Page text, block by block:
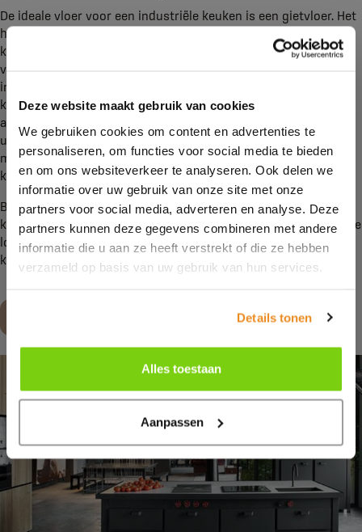
Deze website maakt gebruik van cookies
We gebruiken cookies om content en advertenties te
personaliseren, om functies voor social media te bieden
en om ons websiteverkeer te analyseren. Ook delen we
informatie over uw gebruik van onze site met onze
partners voor social media, adverteren en analyse. Deze
partners kunnen deze gegevens combineren met andere
informatie die u aan ze heeft verstrekt of die ze hebben
verzameld op basis van uw gebruik van hun services.
Details tonen
Alles toestaan
Aanpassen
De ideale vloer voor een industriële keuken is een gietvloer. Het
heeft een robuuste look en is daarnaast zeer praktisch in de
keuken. Liever geen gietvloer? Dan zijn betontegels of een pvc
vloer ook zeer geschikt. Verlichting zorgt altijd voor sfeer, ook
in de keuken. Licht kun je plaatsen aan de onderkant van
kastjes of planken om de werkplek uit te lichten. Ook het licht
aan het plafond kun je volledig aanpassen aan de industriële
uitstraling. Kies voor een oude fabriekslamp, een stalen balk
met lichtpeertjes of een spot met industriële look om jouw
keuken helemaal af te maken.
Bij Kroon Keukens & Badkamers hebben we diverse soorten
keukens in het assortiment, zo ook keukens met een industriële
look. Ben jij nieuwsgierig? Neem dan contact met ons op of
kom langs in onze